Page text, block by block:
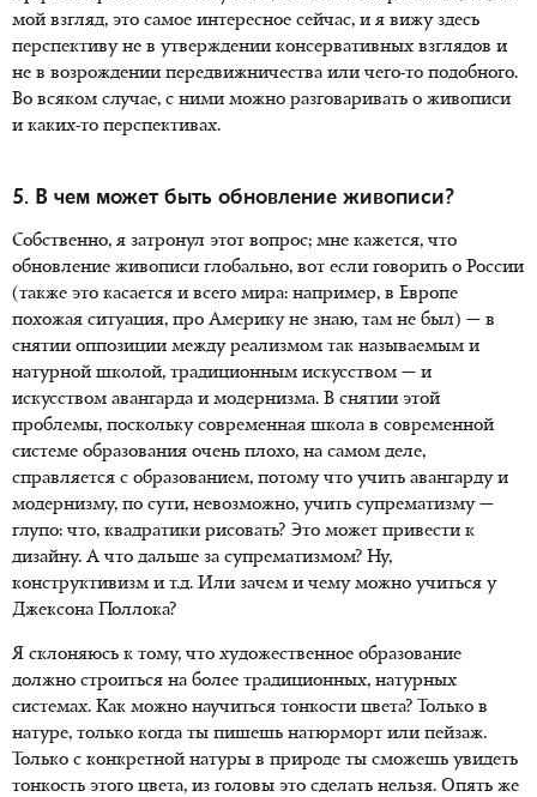
мой взгляд, это самое интересное сейчас, и я вижу здесь
перспективу не в утверждении консервативных взглядов и
не в возрождении передвижничества или чего-то подобного.
Во всяком случае, с ними можно разговаривать о живописи
и каких-то перспективах.
5. В чем может быть обновление живописи?
Собственно, я затронул этот вопрос; мне кажется, что
обновление живописи глобально, вот если говорить о России
(также это касается и всего мира: например, в Европе
похожая ситуация, про Америку не знаю, там не был) — в
снятии оппозиции между реализмом так называемым и
натурной школой, традиционным искусством — и
искусством авангарда и модернизма. В снятии этой
проблемы, поскольку современная школа в современной
системе образования очень плохо, на самом деле,
справляется с образованием, потому что учить авангарду и
модернизму, по сути, невозможно, учить супрематизму —
глупо: что, квадратики рисовать? Это может привести к
дизайну. А что дальше за супрематизмом? Ну,
конструктивизм и т.д. Или зачем и чему можно учиться у
Джексона Поллока?
Я склоняюсь к тому, что художественное образование
должно строиться на более традиционных, натурных
системах. Как можно научиться тонкости цвета? Только в
натуре, только когда ты пишешь натюрморт или пейзаж.
Только с конкретной натуры в природе ты сможешь увидеть
тонкость этого цвета, из головы это сделать нельзя. Опять же